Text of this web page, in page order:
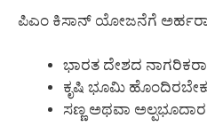
ಪಿಎಂ ಕಿಸಾನ್ ಯೋಜನೆಗೆ
ಭಾರತ ದೇಶದ
ಕೃಷಿ ಭೂಮಿ
ಸಣ್ಣ ಅಥವಾ ಅಲ್ಪಭೂದಾರ